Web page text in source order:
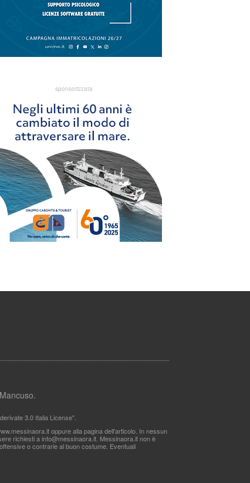
sponsorizzata
3.0 Italia License".
oppure alla pagina dell'articolo. In nessun
richiesti ainfo@messinaora.it . Messinaora.it non è
o contrarie al buon costume. Eventuali